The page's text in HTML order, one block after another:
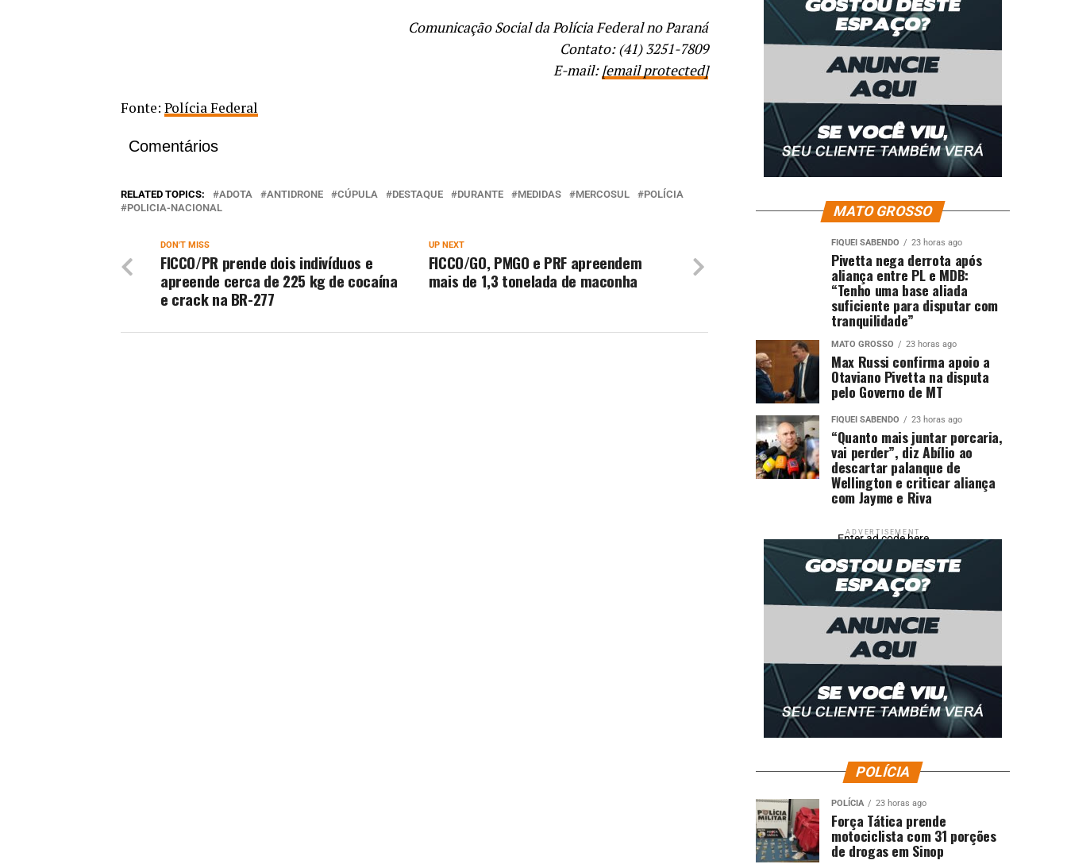
Comunicação Social da Polícia Federal no Paraná
Contato: (41) 3251-7809
E-mail:[email protected]
Fonte: Polícia Federal
Comentários
RELATED TOPICS: ADOTA ANTIDRONE CÚPULA DESTAQUE DURANTE MEDIDAS MERCOSUL
POLÍCIA
POLICIA-NACIONAL
UP NEXT
FICCO/GO, PMGO e PRF apreendem
mais de 1,3 tonelada de maconha
DON'T MISS
FICCO/PR prende dois indivíduos e
apreende cerca de 225 kg de cocaína
e crack na BR-277
MATO GROSSO
FIQUEI SABENDO 23 horas ago
Pivetta nega derrota após
aliança entre PL e MDB:
“Tenho uma base aliada
suficiente para disputar com
tranquilidade”
MATO GROSSO 23 horas ago
Max Russi confirma apoio a
Otaviano Pivetta na disputa
pelo Governo de MT
FIQUEI SABENDO 23 horas ago
“Quanto mais juntar porcaria,
vai perder”, diz Abílio ao
descartar palanque de
Wellington e criticar aliança
com Jayme e Riva
ADVERTISEMENT
Enter ad code here
POLÍCIA
POLÍCIA 23 horas ago
Força Tática prende
motociclista com 31 porções
de drogas em Sinop